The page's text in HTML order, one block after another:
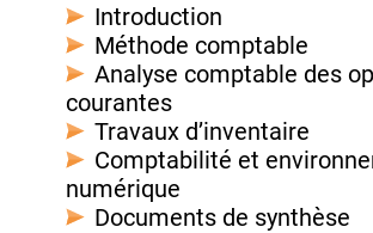
Introduction
Méthode comptable
Analyse comptable des
courantes
Travaux d’inventaire
Comptabilité et
numérique
Documents de synthèse